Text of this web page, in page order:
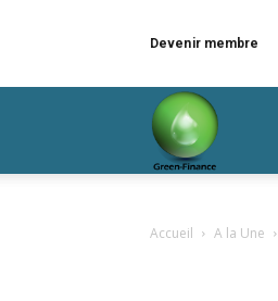
Devenir membre
Accueil A la Une